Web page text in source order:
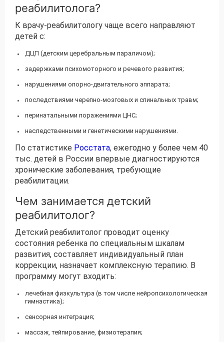
реабилитолога?
К врачу-реабилитологу чаще всего направляют
детей с:
ДЦП (детским церебральным параличом);
задержками психомоторного и речевого развития;
нарушениями опорно-двигательного аппарата;
последствиями черепно-мозговых и спинальных травм;
перинатальными поражениями ЦНС;
наследственными и генетическими нарушениями.
По статистике Росстата, ежегодно у более чем 40
тыс. детей в России впервые диагностируются
хронические заболевания, требующие
реабилитации.
Чем занимается детский
реабилитолог?
Детский реабилитолог проводит оценку
состояния ребенка по специальным шкалам
развития, составляет индивидуальный план
коррекции, назначает комплексную терапию. В
программу могут входить:
лечебная физкультура (в том числе нейропсихологическая
гимнастика);
сенсорная интеграция;
массаж, тейпирование, физиотерапия;